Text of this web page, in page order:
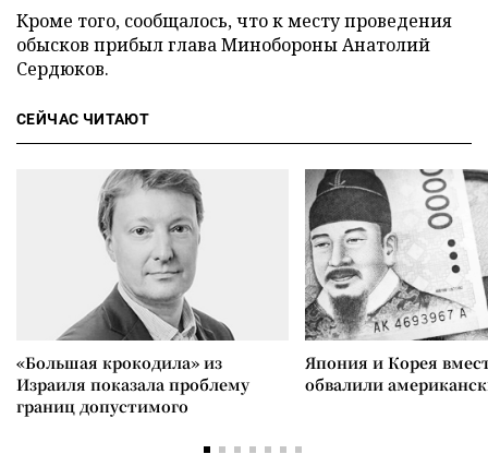
Кроме того, сообщалось, что к месту проведения
обысков прибыл глава Минобороны Анатолий
Сердюков.
СЕЙЧАС ЧИТАЮТ
«Большая крокодила» из
Израиля показала проблему
границ допустимого
Япония и Корея
обвалили